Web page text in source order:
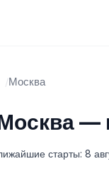
Москва
—
старты: 8